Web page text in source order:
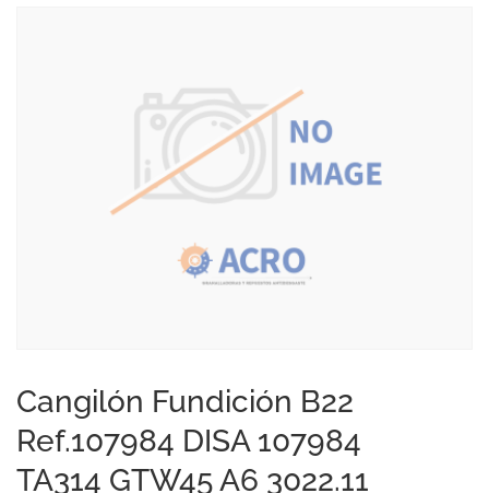
Cangilón Fundición B22
Ref.107984 DISA 107984
TA314 GTW45 A6 3022.11